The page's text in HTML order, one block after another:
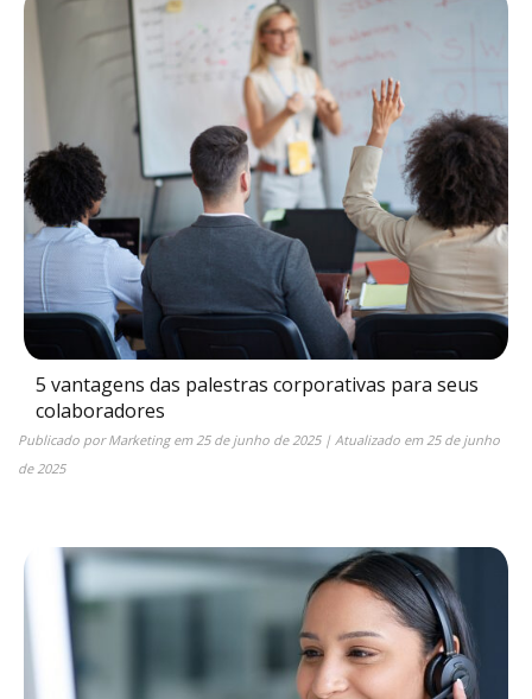
5 vantagens das palestras corporativas para seus
colaboradores
Publicado porMarketingem 25 de junho de 2025| Atualizado em 25 de junho
de 2025